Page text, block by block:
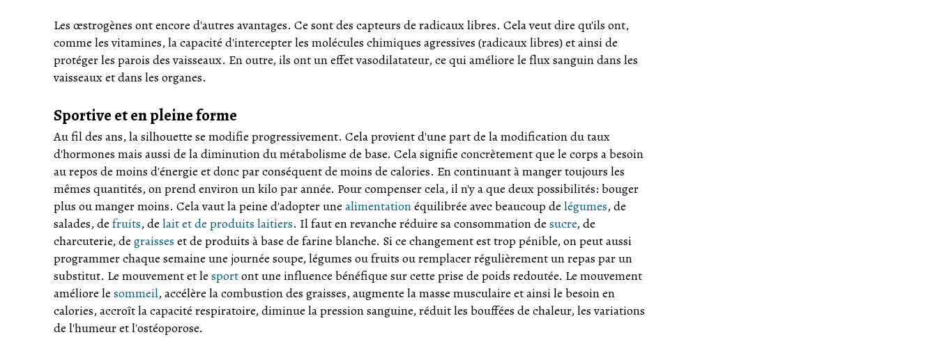
Les œstrogènes ont encore d'autres avantages. Ce sont des capteurs de radicaux libres. Cela veut dire qu'ils ont,
comme les vitamines, la capacité d'intercepter les molécules chimiques agressives (radicaux libres) et ainsi de
protéger les parois des vaisseaux. En outre, ils ont un effet vasodilatateur, ce qui améliore le flux sanguin dans les
vaisseaux et dans les organes.
Sportive et en pleine forme
Au fil des ans, la silhouette se modifie progressivement. Cela provient d'une part de la modification du taux
d'hormones mais aussi de la diminution du métabolisme de base. Cela signifie concrètement que le corps a besoin
au repos de moins d'énergie et donc par conséquent de moins de calories. En continuant à manger toujours les
mêmes quantités, on prend environ un kilo par année. Pour compenser cela, il n'y a que deux possibilités: bouger
plus ou manger moins. Cela vaut la peine d'adopter une alimentationéquilibrée avec beaucoup de légumes, de
salades, de fruits, de lait et de produits laitiers. Il faut en revanche réduire sa consommation de sucre, de
charcuterie, de graisses et de produits à base de farine blanche. Si ce changement est trop pénible, on peut aussi
programmer chaque semaine une journée soupe, légumes ou fruits ou remplacer régulièrement un repas par un
substitut. Le mouvement et le sportont une influence bénéfique sur cette prise de poids redoutée. Le mouvement
améliore le sommeil, accélère la combustion des graisses, augmente la masse musculaire et ainsi le besoin en
calories, accroît la capacité respiratoire, diminue la pression sanguine, réduit les bouffées de chaleur, les variations
de l'humeur et l'ostéoporose.